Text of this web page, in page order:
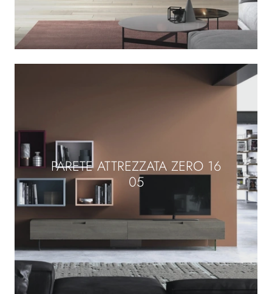
PARETE ATTREZZATA ZERO 16
05